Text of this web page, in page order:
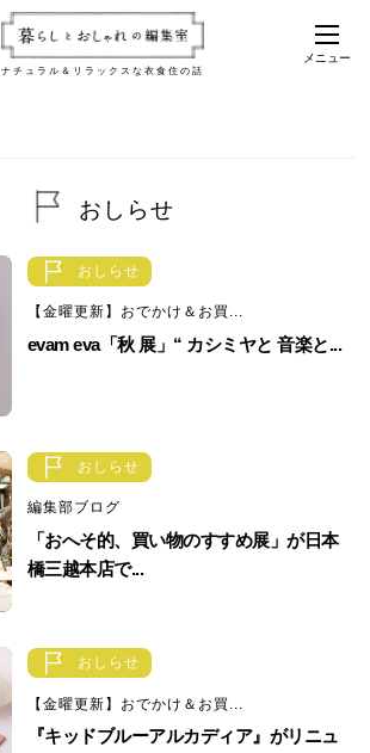
ナチュラル＆リラックスな衣食住の話
メニュー
おしらせ
おしらせ
【金曜更新】おでかけ＆お買...
evam eva「秋 展」“ カシミヤと 音楽と...
おしらせ
編集部ブログ
「おへそ的、買い物のすすめ展」が日本
橋三越本店で...
おしらせ
【金曜更新】おでかけ＆お買...
『キッドブルーアルカディア』がリニュ